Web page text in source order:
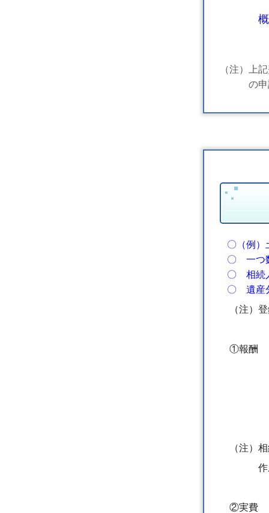
（注）上
の申請
〇（例）
〇 一つ
〇 相続
〇 遺産
（注）登
①報酬
（注）相
作成、
②実費